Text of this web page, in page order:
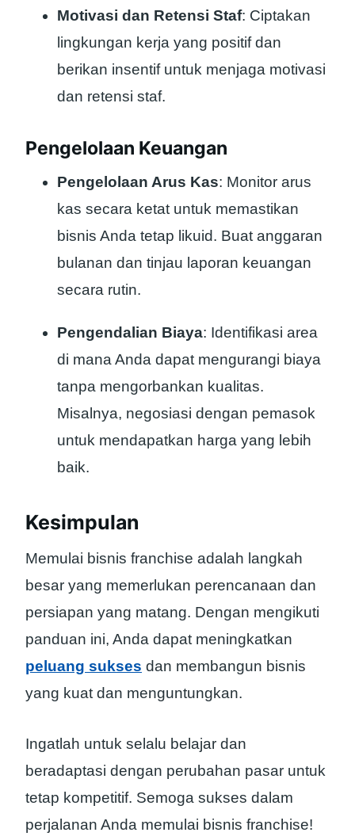
Motivasi dan Retensi Staf: Ciptakan
lingkungan kerja yang positif dan
berikan insentif untuk menjaga motivasi
dan retensi staf.
Pengelolaan Keuangan
Pengelolaan Arus Kas: Monitor arus
kas secara ketat untuk memastikan
bisnis Anda tetap likuid. Buat anggaran
bulanan dan tinjau laporan keuangan
secara rutin.
Pengendalian Biaya: Identifikasi area
di mana Anda dapat mengurangi biaya
tanpa mengorbankan kualitas.
Misalnya, negosiasi dengan pemasok
untuk mendapatkan harga yang lebih
baik.
Kesimpulan
Memulai bisnis franchise adalah langkah
besar yang memerlukan perencanaan dan
persiapan yang matang. Dengan mengikuti
panduan ini, Anda dapat meningkatkan
peluang sukses dan membangun bisnis
yang kuat dan menguntungkan.
Ingatlah untuk selalu belajar dan
beradaptasi dengan perubahan pasar untuk
tetap kompetitif. Semoga sukses dalam
perjalanan Anda memulai bisnis franchise!